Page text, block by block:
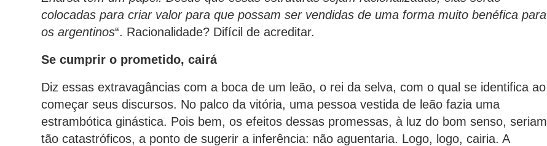
colocadas para criar valor para que possam ser vendidas de uma forma muito benéfica para
os argentinos“. Racionalidade? Difícil de acreditar.
Se cumprir o prometido, cairá
Diz essas extravagâncias com a boca de um leão, o rei da selva, com o qual se identifica ao
começar seus discursos. No palco da vitória, uma pessoa vestida de leão fazia uma
estrambótica ginástica. Pois bem, os efeitos dessas promessas, à luz do bom senso, seriam
tão catastróficos, a ponto de sugerir a inferência: não aguentaria. Logo, logo, cairia. A